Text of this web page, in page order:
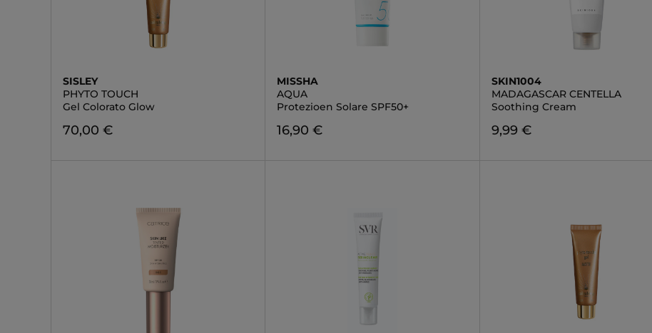
SISLEY
PHYTO TOUCH
Gel Colorato Glow
70,00 €
MISSHA
AQUA
Protezioen Solare SPF50+
16,90 €
SKIN1004
MADAGASCAR CENTELLA
Soothing Cream
9,99 €